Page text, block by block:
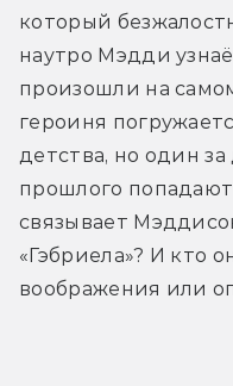
который
наутро Мэдди
произошли на
героиня
детства, но один
прошлого
связывает
«Гэбриела»? И кто
воображения или